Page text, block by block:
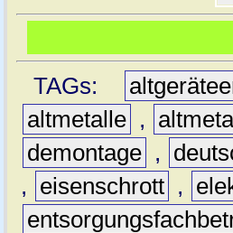
TAGs:
altmetalle ,
demontage ,
,
eisenschrott ,